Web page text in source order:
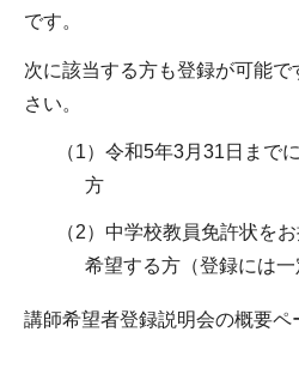
です。
次に該当する方も登録が可能
さい。
（1）令和5年3月31日まで
方
（2）中学校教員免許状を
希望する方（登録には一
講師希望者登録説明会の概要ペ